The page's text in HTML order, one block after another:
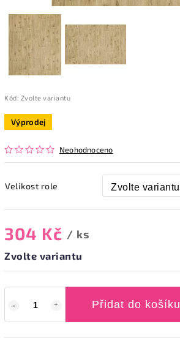
Kód: Zvolte variantu
Výprodej
Neohodnoceno
Velikost role
304 Kč / ks
Zvolte variantu
Přidat do košíku